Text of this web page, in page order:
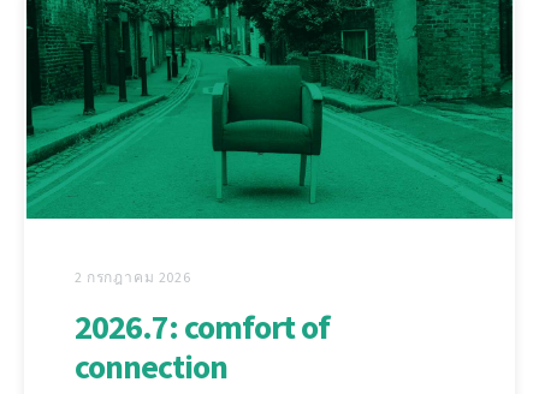
2 กรกฎาคม 2026
2026.7: comfort of
connection